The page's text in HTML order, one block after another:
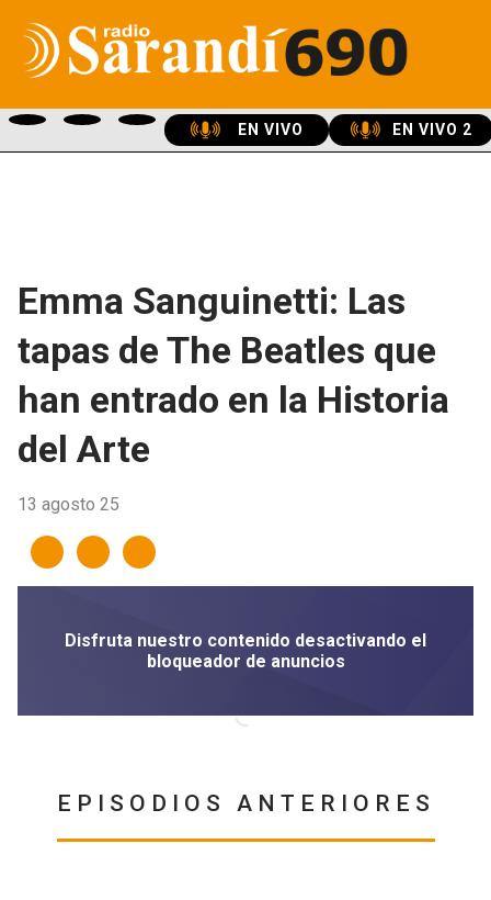
EN VIVO EN VIVO 2
Emma Sanguinetti: Las
tapas de The Beatles que
han entrado en la Historia
del Arte
13 agosto 25
EPISODIOS ANTERIORES